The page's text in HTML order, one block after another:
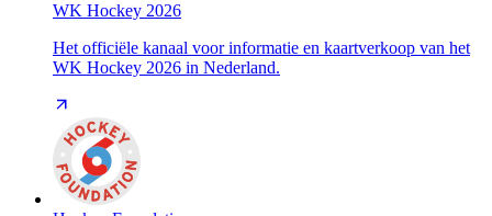
WK Hockey 2026
Het officiële kanaal voor informatie en kaartverkoop van het
WK Hockey 2026 in Nederland.